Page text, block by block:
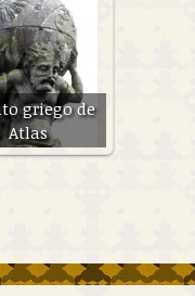
griego de
Atlas